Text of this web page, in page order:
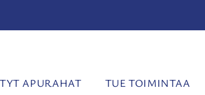
APURAHAT TUE TOIMINTAA